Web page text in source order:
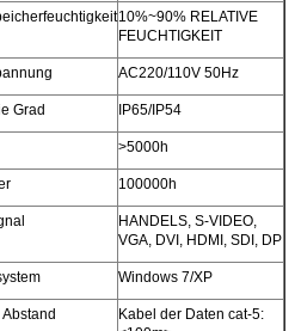
10%~90% RELATIVE
FEUCHTIGKEIT
AC220/110V 50Hz
Grad IP65/IP54
>5000h
100000h
HANDELS, S-VIDEO,
VGA, DVI, HDMI, SDI, DP
Windows 7/XP
Kabel der Daten cat-5: